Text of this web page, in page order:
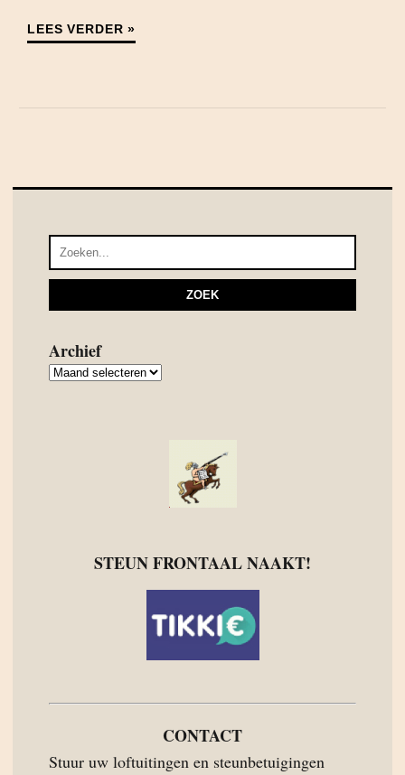
LEES VERDER »
Archief
Archief
STEUN FRONTAAL NAAKT!
CONTACT
Stuur uw loftuitingen en steunbetuigingen